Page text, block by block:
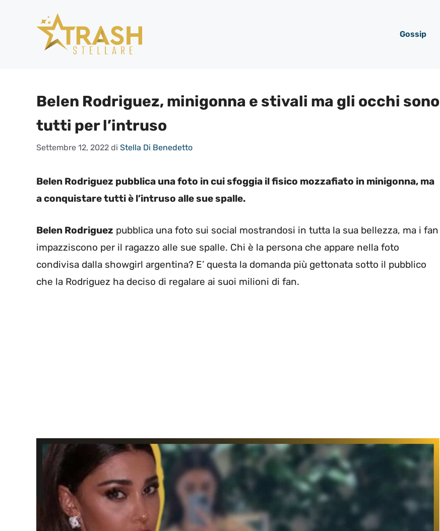
Gossip
Belen Rodriguez, minigonna e stivali ma gli occhi sono
tutti per l’intruso
Settembre 12, 2022 di Stella Di Benedetto
Belen Rodriguez pubblica una foto in cui sfoggia il fisico mozzafiato in minigonna, ma
a conquistare tutti è l’intruso alle sue spalle.
Belen Rodriguez pubblica una foto sui social mostrandosi in tutta la sua bellezza, ma i fan
impazziscono per il ragazzo alle sue spalle. Chi è la persona che appare nella foto
condivisa dalla showgirl argentina? E’ questa la domanda più gettonata sotto il pubblico
che la Rodriguez ha deciso di regalare ai suoi milioni di fan.